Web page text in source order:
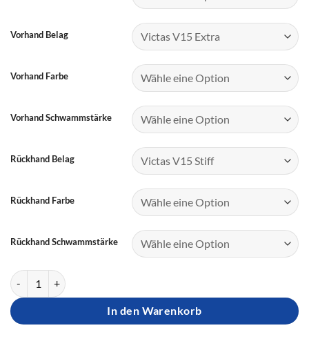
Vorhand Belag
Vorhand Farbe
Vorhand Schwammstärke
Rückhand Belag
Rückhand Farbe
Rückhand Schwammstärke
Das Spinwunder Menge
In den Warenkorb